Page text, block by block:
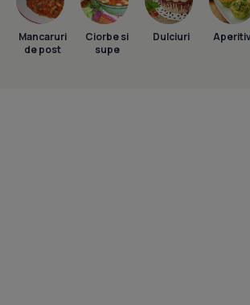
Mancaruri
de post
Ciorbe si
supe
Dulciuri